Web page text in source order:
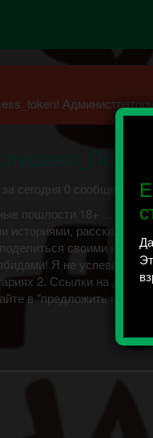
сегодня 0 сообщений
пошлости 18+ ... Это
историями, рассказать
своими
Я не успеваю за
2. Ссылки на
в "предложить